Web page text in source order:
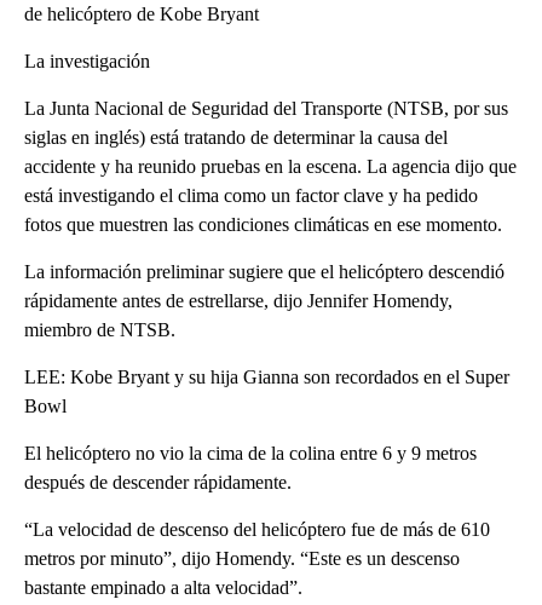
de helicóptero de Kobe Bryant
La investigación
La Junta Nacional de Seguridad del Transporte (NTSB, por sus
siglas en inglés) está tratando de determinar la causa del
accidente y ha reunido pruebas en la escena. La agencia dijo que
está investigando el clima como un factor clave y ha pedido
fotos que muestren las condiciones climáticas en ese momento.
La información preliminar sugiere que el helicóptero descendió
rápidamente antes de estrellarse, dijo Jennifer Homendy,
miembro de NTSB.
LEE: Kobe Bryant y su hija Gianna son recordados en el Super
Bowl
El helicóptero no vio la cima de la colina entre 6 y 9 metros
después de descender rápidamente.
“La velocidad de descenso del helicóptero fue de más de 610
metros por minuto”, dijo Homendy. “Este es un descenso
bastante empinado a alta velocidad”.